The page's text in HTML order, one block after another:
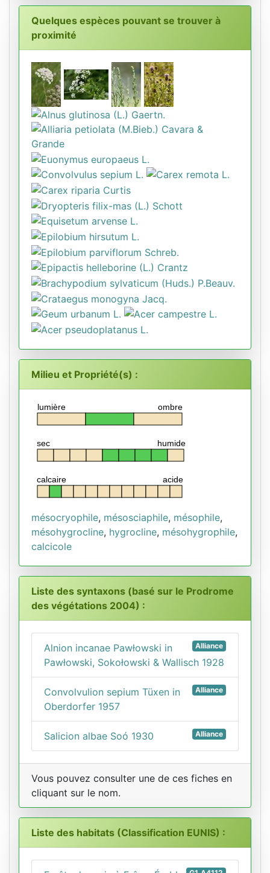
Quelques espèces pouvant se trouver à
proximité
Milieu et Propriété(s) :
ombre
lumière
humide
sec
acide
calcaire
mésocryophile, mésosciaphile, mésophile,
mésohygrocline, hygrocline, mésohygrophile,
calcicole
Liste des syntaxons (basé sur le Prodrome
des végétations 2004) :
Alliance
Alnion incanae Pawłowski in
Pawłowski, Sokołowski & Wallisch 1928
Alliance
Convolvulion sepium Tüxen in
Oberdorfer 1957
Alliance
Salicion albae Soó 1930
Vous pouvez consulter une de ces fiches en
cliquant sur le nom.
Liste des habitats (Classification EUNIS) :